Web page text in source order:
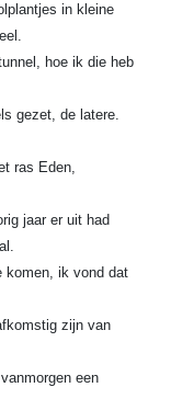
in kleine
hoe ik die heb
gezet, de latere.
ras Eden,
jaar er uit had
komen, ik vond dat
zijn van
een